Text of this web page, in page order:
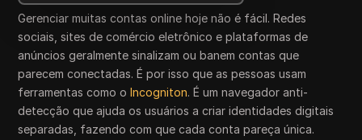
Gerenciar muitas contas online hoje não é fácil. Redes
sociais, sites de comércio eletrônico e plataformas de
anúncios geralmente sinalizam ou banem contas que
parecem conectadas. É por isso que as pessoas usam
ferramentas como oIncogniton. É um navegador anti-
detecção que ajuda os usuários a criar identidades digitais
separadas, fazendo com que cada conta pareça única.